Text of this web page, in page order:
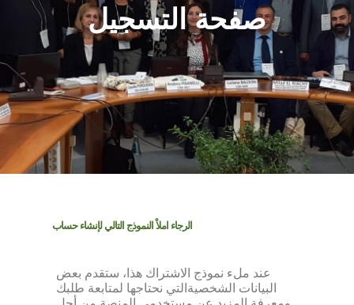
صفحة التسجيل
الرجاء املاْ النموذج التالي لإنشاء حساب
عند ملء نموذج الاشتراك هذا، ستقدم بعض
البيانات الشخصيةالتي نحتاجها لمتابعة طلبك